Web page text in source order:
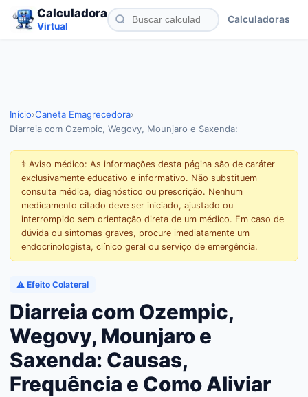
Calculadora
Virtual
Calculadoras
Início›Caneta Emagrecedora›
Diarreia com Ozempic, Wegovy, Mounjaro e Saxenda:
⚕️ Aviso médico: As informações desta página são de caráter
exclusivamente educativo e informativo. Não substituem
consulta médica, diagnóstico ou prescrição. Nenhum
medicamento citado deve ser iniciado, ajustado ou
interrompido sem orientação direta de um médico. Em caso de
dúvida ou sintomas graves, procure imediatamente um
endocrinologista, clínico geral ou serviço de emergência.
⚠️ Efeito Colateral
Diarreia com Ozempic,
Wegovy, Mounjaro e
Saxenda: Causas,
Frequência e Como Aliviar